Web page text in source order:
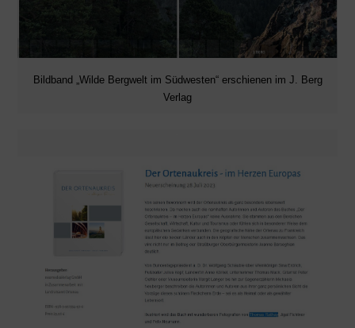
Bildband „Wilde Bergwelt im Südwesten“ erschienen im J. Berg
Verlag